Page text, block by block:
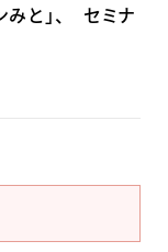
と」、 セミナ